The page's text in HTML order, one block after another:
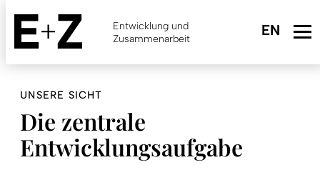
Skip
main
content
Entwicklung und
Zusammenarbeit
UNSERE SICHT
Die zentrale
Entwicklungsaufgabe